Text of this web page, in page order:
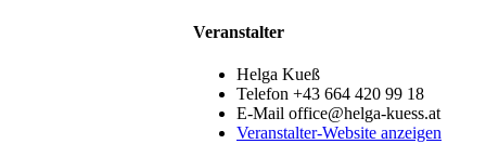
Veranstalter
Helga Kueß
Telefon +43 664 420 99 18
E-Mail office@helga-kuess.at
Veranstalter-Website anzeigen